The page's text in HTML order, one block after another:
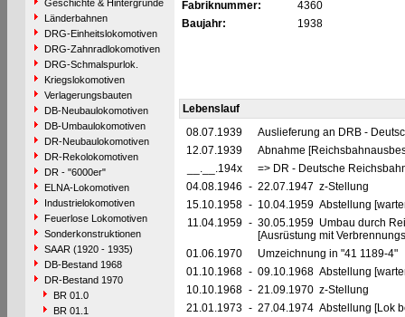
Geschichte & Hintergründe
Länderbahnen
DRG-Einheitslokomotiven
DRG-Zahnradlokomotiven
DRG-Schmalspurlok.
Kriegslokomotiven
Verlagerungsbauten
DB-Neubaulokomotiven
DB-Umbaulokomotiven
DR-Neubaulokomotiven
DR-Rekolokomotiven
DR - "6000er"
ELNA-Lokomotiven
Industrielokomotiven
Feuerlose Lokomotiven
Sonderkonstruktionen
SAAR (1920 - 1935)
DB-Bestand 1968
DR-Bestand 1970
BR 01.0
BR 01.1
Fabriknummer:
4360
Baujahr:
1938
Lebenslauf
08.07.1939
Auslieferung an DRB -
12.07.1939
Abnahme
__.__.194x
=> DR - Deutsche
04.08.1946 - 22.07.1947 z-Stellung
15.10.1958 - 10.04.1959 Abstellung
11.04.1959 - 30.05.1959 Umbau durch
[Ausrüstung mit
01.06.1970
Umzeichnung in "41 1189-4"
01.10.1968 - 09.10.1968 Abstellung
10.10.1968 - 21.09.1970 z-Stellung
21.01.1973 - 27.04.1974 Abstellung [Lok